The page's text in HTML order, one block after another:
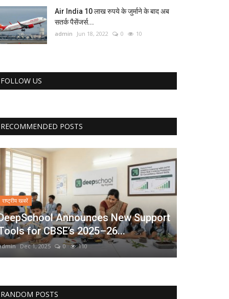
Air India 10 लाख रुपये के जुर्माने के बाद अब
सतर्क पैसेंजर्स...
admin Jun 18, 2022 0 10
FOLLOW US
RECOMMENDED POSTS
राष्ट्रीय खबरें
Announces New Support
for CBSE’s 2025–26...
Dec 1, 2025 0 110
RANDOM POSTS